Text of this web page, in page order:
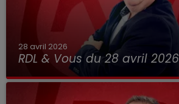
28 avril 2026
RDL & Vous du 28 avril 2026